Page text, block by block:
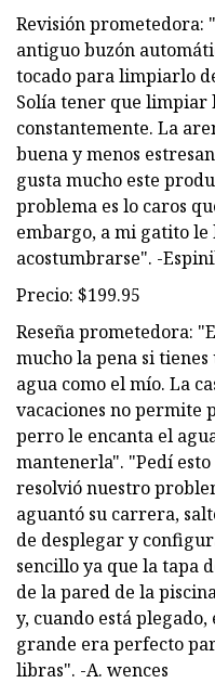
Revisión prometedora:
antiguo buzón
tocado para limpiarlo
Solía ​​tener que limpiar
constantemente. La
buena y menos
gusta mucho este
problema es lo caros
embargo, a mi gatito
acostumbrarse". -
Precio: $199.95
Reseña prometedora:
mucho la pena si
agua como el mío. La
vacaciones no permite
perro le encanta el
mantenerla". "Pedí
resolvió nuestro
aguantó su carrera,
de desplegar y
sencillo ya que la tapa
de la pared de la
y, cuando está
grande era perfecto
libras". -A. wences